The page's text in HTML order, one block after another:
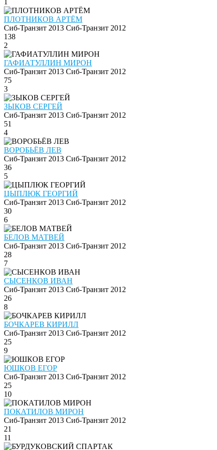
1
ПЛОТНИКОВ АРТЁМ
Сиб-Транзит 2013 Сиб-Транзит 2012
138
2
ГАФИАТУЛЛИН МИРОН
Сиб-Транзит 2013 Сиб-Транзит 2012
75
3
ЗЫКОВ СЕРГЕЙ
Сиб-Транзит 2013 Сиб-Транзит 2012
51
4
ВОРОБЬЁВ ЛЕВ
Сиб-Транзит 2013 Сиб-Транзит 2012
36
5
ЦЫПЛЮК ГЕОРГИЙ
Сиб-Транзит 2013 Сиб-Транзит 2012
30
6
БЕЛОВ МАТВЕЙ
Сиб-Транзит 2013 Сиб-Транзит 2012
28
7
СЫСЕНКОВ ИВАН
Сиб-Транзит 2013 Сиб-Транзит 2012
26
8
БОЧКАРЕВ КИРИЛЛ
Сиб-Транзит 2013 Сиб-Транзит 2012
25
9
ЮШКОВ ЕГОР
Сиб-Транзит 2013 Сиб-Транзит 2012
25
10
ПОКАТИЛОВ МИРОН
Сиб-Транзит 2013 Сиб-Транзит 2012
21
11